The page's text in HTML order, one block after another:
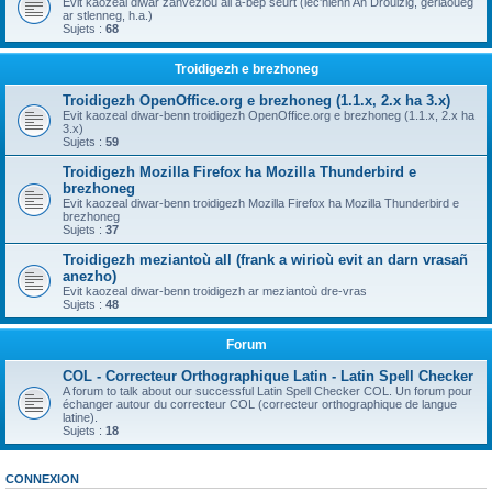
ar stlenneg, h.a.)
Sujets : 68
Troidigezh e brezhoneg
Troidigezh OpenOffice.org e brezhoneg (1.1.x, 2.x ha 3.x)
Evit kaozeal diwar-benn troidigezh OpenOffice.org e brezhoneg (1.1.x, 2.x ha
3.x)
Sujets : 59
Troidigezh Mozilla Firefox ha Mozilla Thunderbird e
brezhoneg
Evit kaozeal diwar-benn troidigezh Mozilla Firefox ha Mozilla Thunderbird e
brezhoneg
Sujets : 37
Troidigezh meziantoù all (frank a wirioù evit an darn vrasañ
anezho)
Evit kaozeal diwar-benn troidigezh ar meziantoù dre-vras
Sujets : 48
Forum
COL - Correcteur Orthographique Latin - Latin Spell Checker
A forum to talk about our successful Latin Spell Checker COL. Un forum pour
échanger autour du correcteur COL (correcteur orthographique de langue
latine).
Sujets : 18
CONNEXION